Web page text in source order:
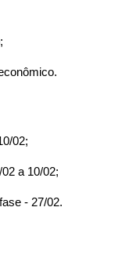
02;
a 10/02;
- 27/02.